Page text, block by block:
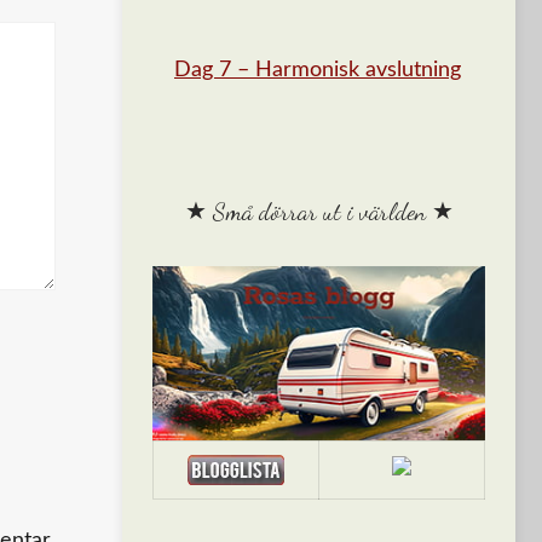
Dag 7 – Harmonisk avslutning
★ Små dörrar ut i världen ★